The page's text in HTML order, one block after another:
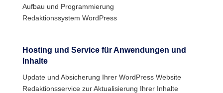
Aufbau und Programmierung
Redaktionssystem WordPress
Hosting und Service für Anwendungen und
Inhalte
Update und Absicherung Ihrer WordPress Website
Redaktionsservice zur Aktualisierung Ihrer Inhalte